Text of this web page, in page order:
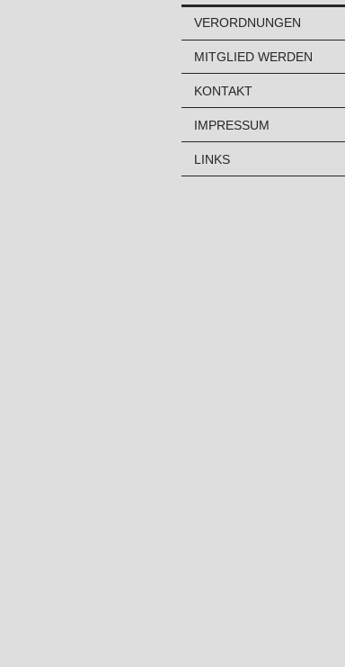
VERORDNUNGEN
MITGLIED WERDEN
KONTAKT
IMPRESSUM
LINKS